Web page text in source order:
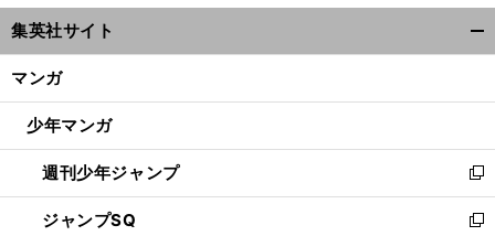
サ
ウ
ィ
ン
ウ
開
く
集英社サイト
マンガ
少年マンガ
週刊少年ジャンプ
新
し
い
ジャンプSQ
新